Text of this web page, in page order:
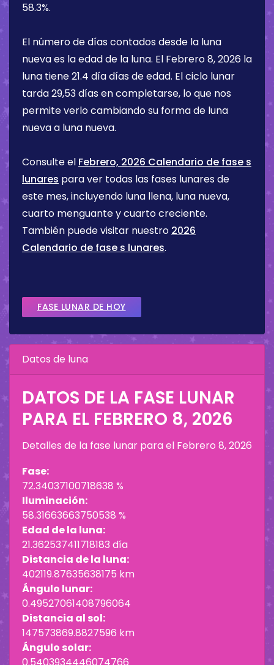
58.3%.
El número de días contados desde la luna
nueva es la edad de la luna. El Febrero 8, 2026 la
luna tiene21.4 díadías de edad. El ciclo lunar
tarda 29,53 días en completarse, lo que nos
permite verlo cambiando su forma de luna
nueva a luna nueva.
Consulte el Febrero, 2026 Calendario de fase s
lunares para ver todas las fases lunares de
este mes, incluyendo luna llena, luna nueva,
cuarto menguante y cuarto creciente.
También puede visitar nuestro 2026
Calendario de fase s lunares.
FASE LUNAR DE HOY
Datos de luna
DATOS DE LA FASE LUNAR
PARA EL FEBRERO 8, 2026
Detalles de la fase lunar para el Febrero 8, 2026
Fase:
72.34037100718638 %
Iluminación:
58.31663663750538 %
Edad de la luna:
21.362537411718183 día
Distancia de la luna:
402119.87635638175 km
Ángulo lunar:
0.49527061408796064
Distancia al sol:
147573869.8827596 km
Ángulo solar: